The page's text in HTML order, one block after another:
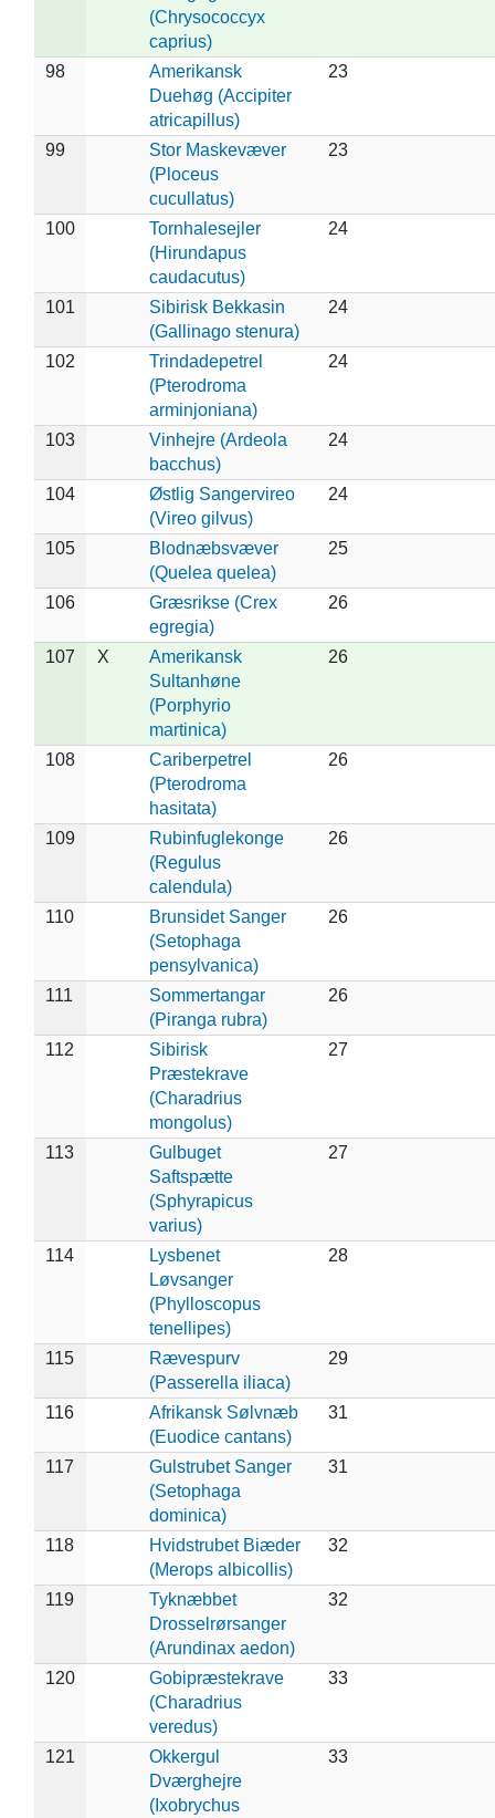
(Chrysococcyx
caprius)
98
Amerikansk
Duehøg (Accipiter
atricapillus)
23
99
Stor Maskevæver
(Ploceus
cucullatus)
23
100
Tornhalesejler
(Hirundapus
caudacutus)
24
101
Sibirisk Bekkasin
(Gallinago stenura)
24
102
Trindadepetrel
(Pterodroma
arminjoniana)
24
103
Vinhejre (Ardeola
bacchus)
24
104
Østlig Sangervireo
(Vireo gilvus)
24
105
Blodnæbsvæver
(Quelea quelea)
25
106
Græsrikse (Crex
egregia)
26
107 X
Amerikansk
Sultanhøne
(Porphyrio
martinica)
26
108
Cariberpetrel
(Pterodroma
hasitata)
26
109
Rubinfuglekonge
(Regulus
calendula)
26
110
Brunsidet Sanger
(Setophaga
pensylvanica)
26
111
Sommertangar
(Piranga rubra)
26
112
Sibirisk
Præstekrave
(Charadrius
mongolus)
27
113
Gulbuget
Saftspætte
(Sphyrapicus
varius)
27
114
Lysbenet
Løvsanger
(Phylloscopus
tenellipes)
28
115
Rævespurv
(Passerella iliaca)
29
116
Afrikansk Sølvnæb
(Euodice cantans)
31
117
Gulstrubet Sanger
(Setophaga
dominica)
31
118
Hvidstrubet Biæder
(Merops albicollis)
32
119
Tyknæbbet
Drosselrørsanger
(Arundinax aedon)
32
120
Gobipræstekrave
(Charadrius
veredus)
33
121
Okkergul
Dværghejre
(Ixobrychus
33